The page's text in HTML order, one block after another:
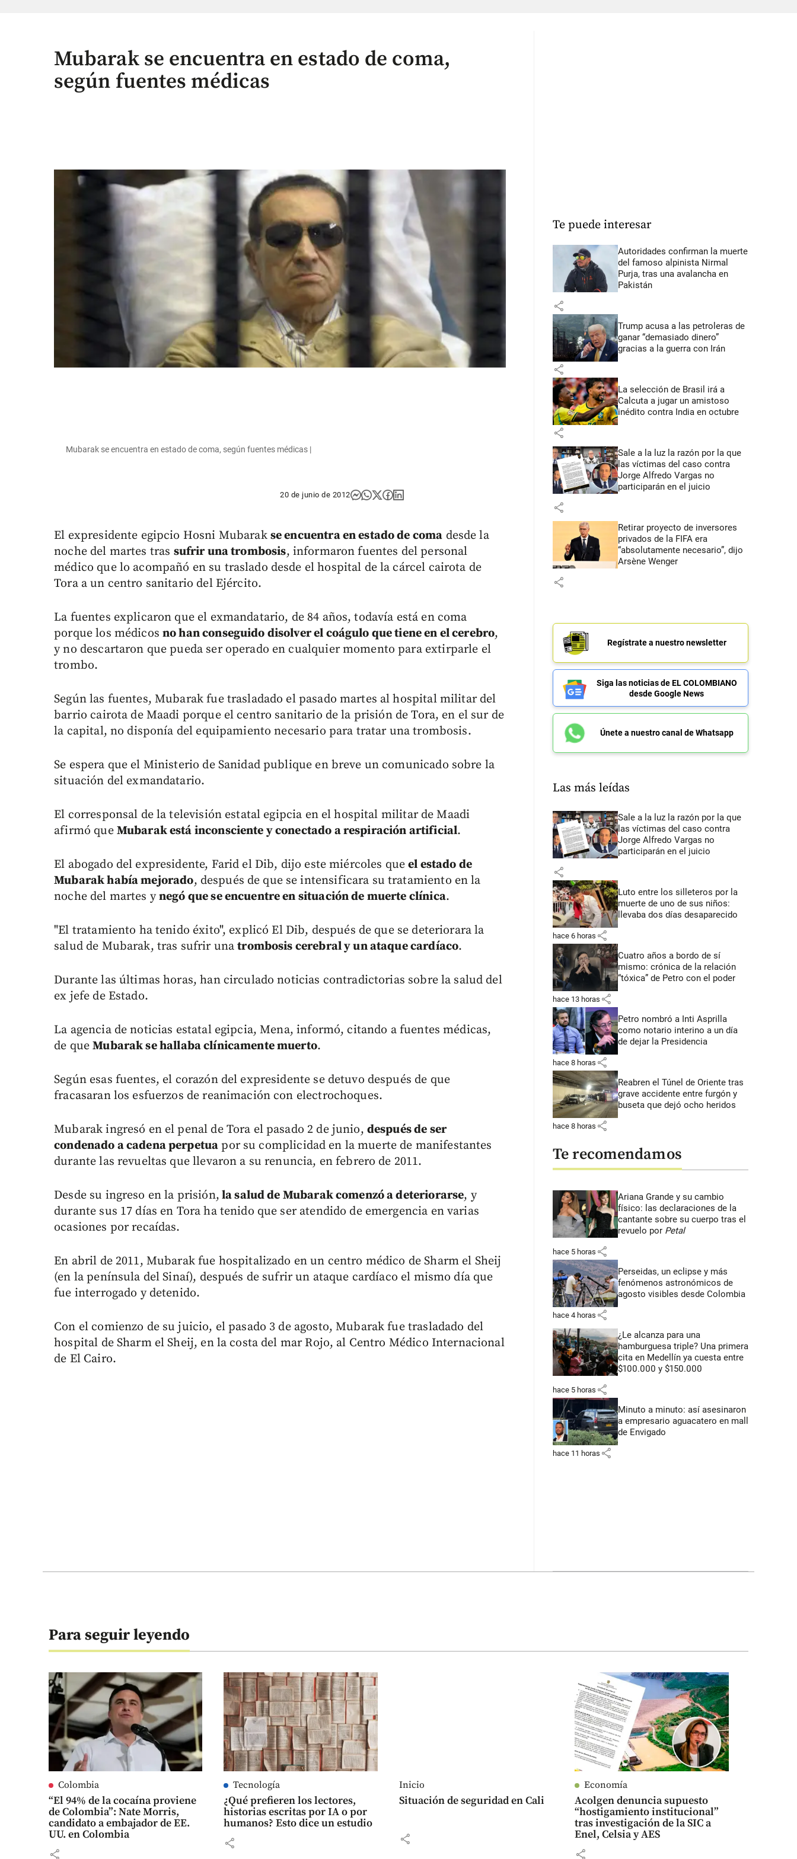
Mubarak se encuentra en estado de coma,
según fuentes médicas
Mubarak se encuentra en estado de coma, según fuentes médicas |
20 de junio de 2012
El expresidente egipcio Hosni Mubarak se encuentra en estado de coma desde la
noche del martes tras sufrir una trombosis, informaron fuentes del personal
médico que lo acompañó en su traslado desde el hospital de la cárcel cairota de
Tora a un centro sanitario del Ejército.
La fuentes explicaron que el exmandatario, de 84 años, todavía está en coma
porque los médicosno han conseguido disolver el coágulo que tiene en el cerebro,
y no descartaron que pueda ser operado en cualquier momento para extirparle el
trombo.
Según las fuentes, Mubarak fue trasladado el pasado martes al hospital militar del
barrio cairota de Maadi porque el centro sanitario de la prisión de Tora, en el sur de
la capital, no disponía del equipamiento necesario para tratar una trombosis.
Se espera que el Ministerio de Sanidad publique en breve un comunicado sobre la
situación del exmandatario.
El corresponsal de la televisión estatal egipcia en el hospital militar de Maadi
afirmó que Mubarak está inconsciente y conectado a respiración artificial.
El abogado del expresidente, Farid el Dib, dijo este miércoles queel estado de
Mubarak había mejorado, después de que se intensificara su tratamiento en la
noche del martes ynegó que se encuentre en situación de muerte clínica.
"El tratamiento ha tenido éxito", explicó El Dib, después de que se deteriorara la
salud de Mubarak, tras sufrir unatrombosis cerebral y un ataque cardíaco.
Durante las últimas horas, han circulado noticias contradictorias sobre la salud del
ex jefe de Estado.
La agencia de noticias estatal egipcia, Mena, informó, citando a fuentes médicas,
de queMubarak se hallaba clínicamente muerto.
Según esas fuentes, el corazón del expresidente se detuvo después de que
fracasaran los esfuerzos de reanimación con electrochoques.
Mubarak ingresó en el penal de Tora el pasado 2 de junio, después de ser
condenado a cadena perpetua por su complicidad en la muerte de manifestantes
durante las revueltas que llevaron a su renuncia, en febrero de 2011.
Desde su ingreso en la prisión, la salud de Mubarak comenzó a deteriorarse, y
durante sus 17 días en Tora ha tenido que ser atendido de emergencia en varias
ocasiones por recaídas.
En abril de 2011, Mubarak fue hospitalizado en un centro médico de Sharm el Sheij
(en la península del Sinaí), después de sufrir un ataque cardíaco el mismo día que
fue interrogado y detenido.
Con el comienzo de su juicio, el pasado 3 de agosto, Mubarak fue trasladado del
hospital de Sharm el Sheij, en la costa del mar Rojo, al Centro Médico Internacional
de El Cairo.
Te puede interesar
Autoridades confirman la muerte
del famoso alpinista Nirmal
Purja, tras una avalancha en
Pakistán
share
Trump acusa a las petroleras de
ganar “demasiado dinero”
gracias a la guerra con Irán
share
La selección de Brasil irá a
Calcuta a jugar un amistoso
inédito contra India en octubre
share
Sale a la luz la razón por la que
las víctimas del caso contra
Jorge Alfredo Vargas no
participarán en el juicio
share
Retirar proyecto de inversores
privados de la FIFA era
“absolutamente necesario”, dijo
Arsène Wenger
share
Regístrate a nuestro newsletter
Siga las noticias de EL COLOMBIANO
desde Google News
Únete a nuestro canal de Whatsapp
Las más leídas
Sale a la luz la razón por la que
las víctimas del caso contra
Jorge Alfredo Vargas no
participarán en el juicio
share
Luto entre los silleteros por la
muerte de uno de sus niños:
llevaba dos días desaparecido
hace 6 horas share
Cuatro años a bordo de sí
mismo: crónica de la relación
“tóxica” de Petro con el poder
hace 13 horas share
Petro nombró a Inti Asprilla
como notario interino a un día
de dejar la Presidencia
hace 8 horas share
Reabren el Túnel de Oriente tras
grave accidente entre furgón y
buseta que dejó ocho heridos
hace 8 horas share
Te recomendamos
Ariana Grande y su cambio
físico: las declaraciones de la
cantante sobre su cuerpo tras el
revuelo por Petal
hace 5 horas share
Perseidas, un eclipse y más
fenómenos astronómicos de
agosto visibles desde Colombia
hace 4 horas share
¿Le alcanza para una
hamburguesa triple? Una primera
cita en Medellín ya cuesta entre
$100.000 y $150.000
hace 5 horas share
Minuto a minuto: así asesinaron
a empresario aguacatero en mall
de Envigado
hace 11 horas share
Para seguir leyendo
Colombia
“El 94% de la cocaína proviene
de Colombia”: Nate Morris,
candidato a embajador de EE.
UU. en Colombia
share
Tecnología
¿Qué prefieren los lectores,
historias escritas por IA o por
humanos? Esto dice un estudio
share
Inicio
Situación de seguridad en Cali
share
Economía
Acolgen denuncia supuesto
“hostigamiento institucional”
tras investigación de la SIC a
Enel, Celsia y AES
share